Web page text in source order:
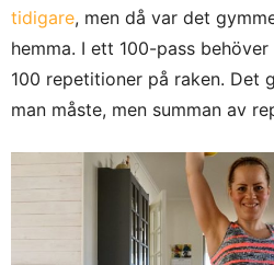
tidigare, men då var det
hemma. I ett 100-pass
100 repetitioner på raken. Det
man måste, men summan av